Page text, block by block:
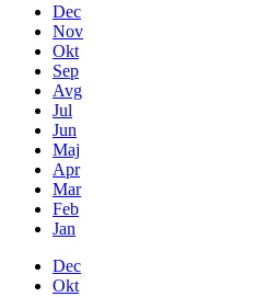
Dec
Nov
Okt
Sep
Avg
Jul
Jun
Maj
Apr
Mar
Feb
Jan
Dec
Okt